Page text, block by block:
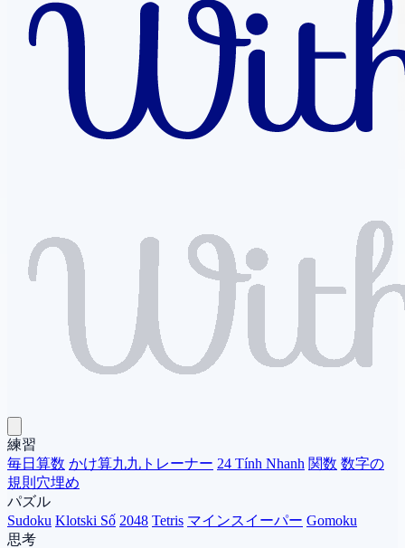
練習
毎日算数 かけ算九九トレーナー 24 Tính Nhanh 関数 数字の
規則穴埋め
パズル
Sudoku Klotski Số 2048 Tetris マインスイーパー Gomoku
思考